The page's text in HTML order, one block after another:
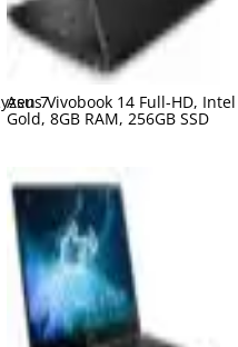
7
Asus Vivobook 14 Full-HD,
Gold, 8GB RAM, 256GB SSD